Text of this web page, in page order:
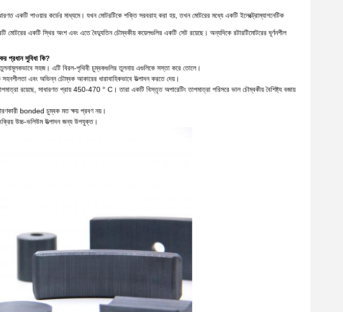
একটি পাওয়ার কর্ডের মাধ্যমে। যখন মোটরটিকে শক্তি সরবরাহ করা হয়, তখন মোটরের মধ্যে একটি ইলেক্ট্রোম্যাগনেটিক
মোটরের একটি স্থির অংশ এবং এতে বৈদ্যুতিন চৌম্বকীয় কয়েলগুলির একটি সেট রয়েছে। অন্যদিকে রটারটিমোটরের ঘূর্ণনশীল
প্রধান সুবিধা কি?
তুলনামূলকভাবে সহজ। এটি বিরল-পৃথিবী চুম্বকগুলির তুলনায় এগুলিকে সস্তা করে তোলে।
সহনশীলতা এবং অভিন্ন চৌম্বক আকারের ধারাবাহিকভাবে উত্পাদন করতে দেয়।
রয়েছে, সাধারণত প্রায় 450-470 ° C। তারা একটি বিস্তৃত অপারেটিং তাপমাত্রা পরিসরে ভাল চৌম্বকীয় বৈশিষ্ট্য বজায়
bonded চুম্বক মত ক্ষয় প্রবণ নয়।
উচ্চ-ভলিউম উত্পাদন জন্য উপযুক্ত।